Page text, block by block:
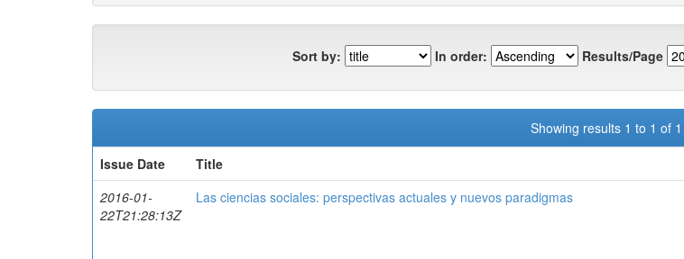
Sort by: In order: Results/Page
Showing results 1 to 1 of 1
Issue Date
Title
2016-01-
22T21:28:13Z
Las ciencias sociales: perspectivas actuales y nuevos paradigmas